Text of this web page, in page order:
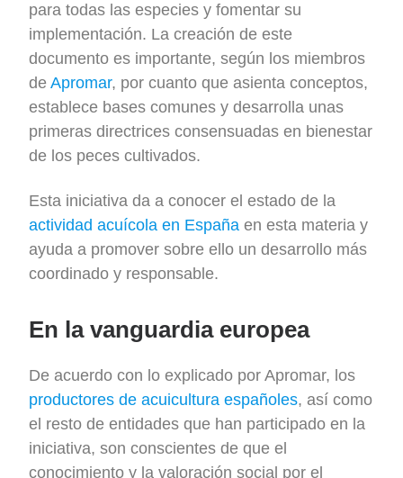
para todas las especies y fomentar su
implementación. La creación de este
documento es importante, según los miembros
deApromar, por cuanto que asienta conceptos,
establece bases comunes y desarrolla unas
primeras directrices consensuadas en bienestar
de los peces cultivados.
Esta iniciativa da a conocer el estado de la
actividad acuícola en España en esta materia y
ayuda a promover sobre ello un desarrollo más
coordinado y responsable.
En la vanguardia europea
De acuerdo con lo explicado por Apromar, los
productores de acuicultura españoles, así como
el resto de entidades que han participado en la
iniciativa, son conscientes de que el
conocimiento y la valoración social por el